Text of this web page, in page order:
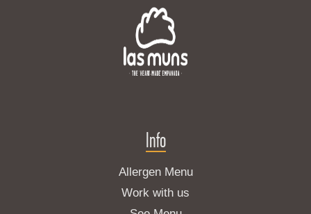
Info
Allergen Menu
Work with us